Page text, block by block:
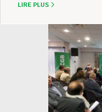
LIRE PLUS